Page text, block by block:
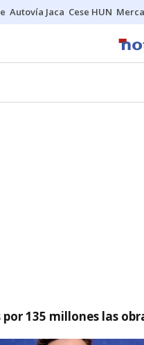
Autovía Jaca Cese HUN
135 millones las